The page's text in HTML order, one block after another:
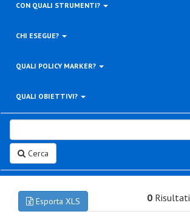
CON QUALI STRUMENTI?
CHI ESEGUE?
QUALI POLICY MARKER?
QUALI OBIETTIVI?
Cerca
Esporta XLS 0